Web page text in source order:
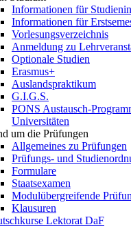
Informationen für
Informationen für
Vorlesungsverzeichnis
Anmeldung zu
Optionale Studien
Erasmus+
Auslandspraktikum
G.I.G.S.
PONS Austausch-
Universitäten
um die Prüfungen
Allgemeines zu Prüfungen
Prüfungs- und
Formulare
Staatsexamen
Modulübergreifende
Klausuren
Lektorat DaF